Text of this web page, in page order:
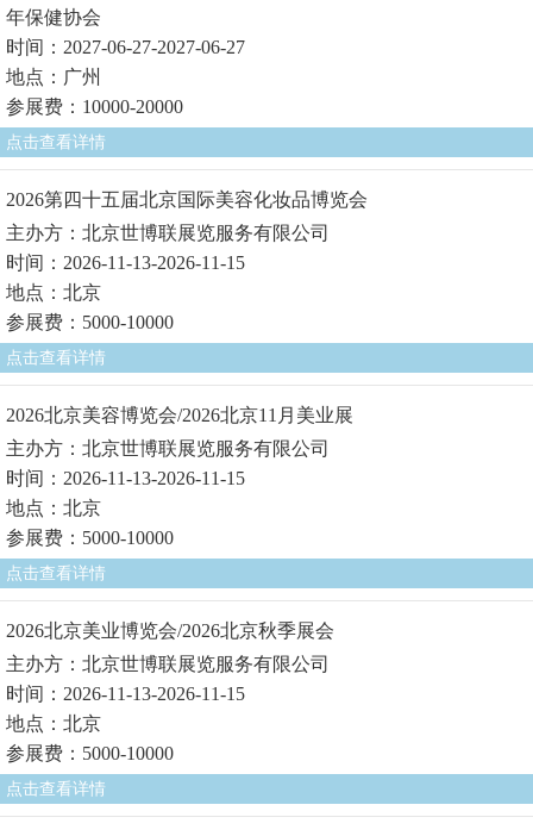
年保健协会
时间：2027-06-27-2027-06-27
地点：广州
参展费：10000-20000
点击查看详情
2026第四十五届北京国际美容化妆品博览会
主办方：北京世博联展览服务有限公司
时间：2026-11-13-2026-11-15
地点：北京
参展费：5000-10000
点击查看详情
2026北京美容博览会/2026北京11月美业展
主办方：北京世博联展览服务有限公司
时间：2026-11-13-2026-11-15
地点：北京
参展费：5000-10000
点击查看详情
2026北京美业博览会/2026北京秋季展会
主办方：北京世博联展览服务有限公司
时间：2026-11-13-2026-11-15
地点：北京
参展费：5000-10000
点击查看详情